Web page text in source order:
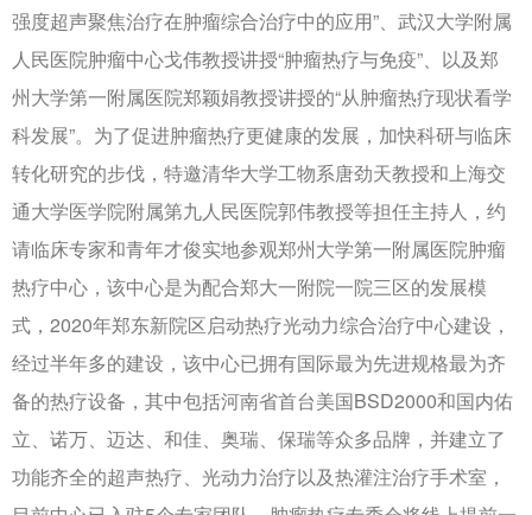
强度超声聚焦治疗在肿瘤综合治疗中的应用”、武汉大学附属
人民医院肿瘤中心戈伟教授讲授“肿瘤热疗与免疫”、以及郑
州大学第一附属医院郑颖娟教授讲授的“从肿瘤热疗现状看学
科发展”。为了促进肿瘤热疗更健康的发展，加快科研与临床
转化研究的步伐，特邀清华大学工物系唐劲天教授和上海交
通大学医学院附属第九人民医院郭伟教授等担任主持人，约
请临床专家和青年才俊实地参观郑州大学第一附属医院肿瘤
热疗中心，该中心是为配合郑大一附院一院三区的发展模
式，2020年郑东新院区启动热疗光动力综合治疗中心建设，
经过半年多的建设，该中心已拥有国际最为先进规格最为齐
备的热疗设备，其中包括河南省首台美国BSD2000和国内佑
立、诺万、迈达、和佳、奥瑞、保瑞等众多品牌，并建立了
功能齐全的超声热疗、光动力治疗以及热灌注治疗手术室，